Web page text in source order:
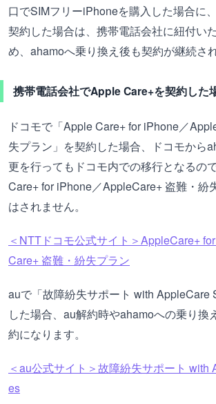
口でSIMフリーiPhoneを購入した場合に
契約した場合は、携帯電話会社に紐付い
め、ahamoへ乗り換え後も契約が継続され
携帯電話会社でApple Care+を契約した
ドコモで「Apple Care+ for iPhone／
失プラン」を契約した場合、ドコモから
更を行ってもドコモ内での移行となるの
Care+ for iPhone／AppleCare+ 盗難・紛
はされません。
＜NTTドコモ公式サイト＞AppleCare+
Care+ 盗難・紛失プラン
auで「故障紛失サポート with AppleCare
した場合、au解約時やahamoへの乗り換
約になります。
＜au公式サイト＞故障紛失サポート with
es